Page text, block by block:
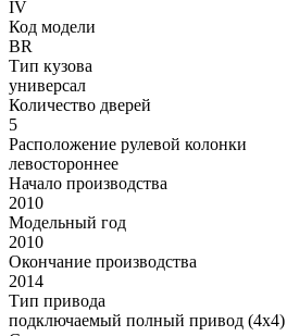
IV
Код модели
BR
Тип кузова
универсал
Количество дверей
5
Расположение рулевой колонки
левостороннее
Начало производства
2010
Модельный год
2010
Окончание производства
2014
Тип привода
подключаемый полный привод (4x4)